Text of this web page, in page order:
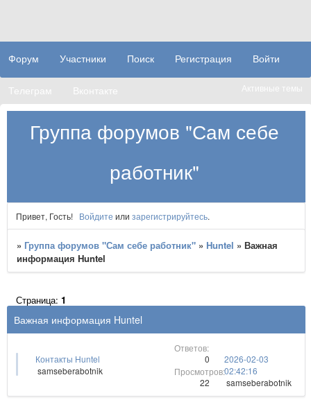
Группа форумов "Сам себе
работник"
Форум Участники Поиск Регистрация Войти
Телеграм Вконтакте Активные темы
Привет, Гость! Войдите или зарегистрируйтесь.
» Группа форумов "Сам себе работник" » Huntel »Важная
информация Huntel
Важная информация Huntel
Страница:1
Контакты Huntel
samseberabotnik
0
22
2026-02-03
02:42:16
samseberabotnik